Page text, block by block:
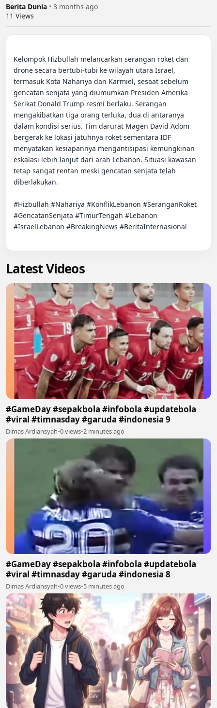
Berita Dunia • 3 months ago
11 Views
Kelompok Hizbullah melancarkan serangan roket dan
drone secara bertubi-tubi ke wilayah utara Israel,
termasuk Kota Nahariya dan Karmiel, sesaat sebelum
gencatan senjata yang diumumkan Presiden Amerika
Serikat Donald Trump resmi berlaku. Serangan
mengakibatkan tiga orang terluka, dua di antaranya
dalam kondisi serius. Tim darurat Magen David Adom
bergerak ke lokasi jatuhnya roket sementara IDF
menyatakan kesiapannya mengantisipasi kemungkinan
eskalasi lebih lanjut dari arah Lebanon. Situasi kawasan
tetap sangat rentan meski gencatan senjata telah
diberlakukan.
#Hizbullah #Nahariya #KonflikLebanon #SeranganRoket
#GencatanSenjata #TimurTengah #Lebanon
#IsraelLebanon #BreakingNews #BeritaInternasional
Latest Videos
#GameDay #sepakbola #infobola #updatebola
#viral #timnasday #garuda #indonesia 9
Dimas Ardiansyah•0 views•2 minutes ago
#GameDay #sepakbola #infobola #updatebola
#viral #timnasday #garuda #indonesia 8
Dimas Ardiansyah•0 views•5 minutes ago